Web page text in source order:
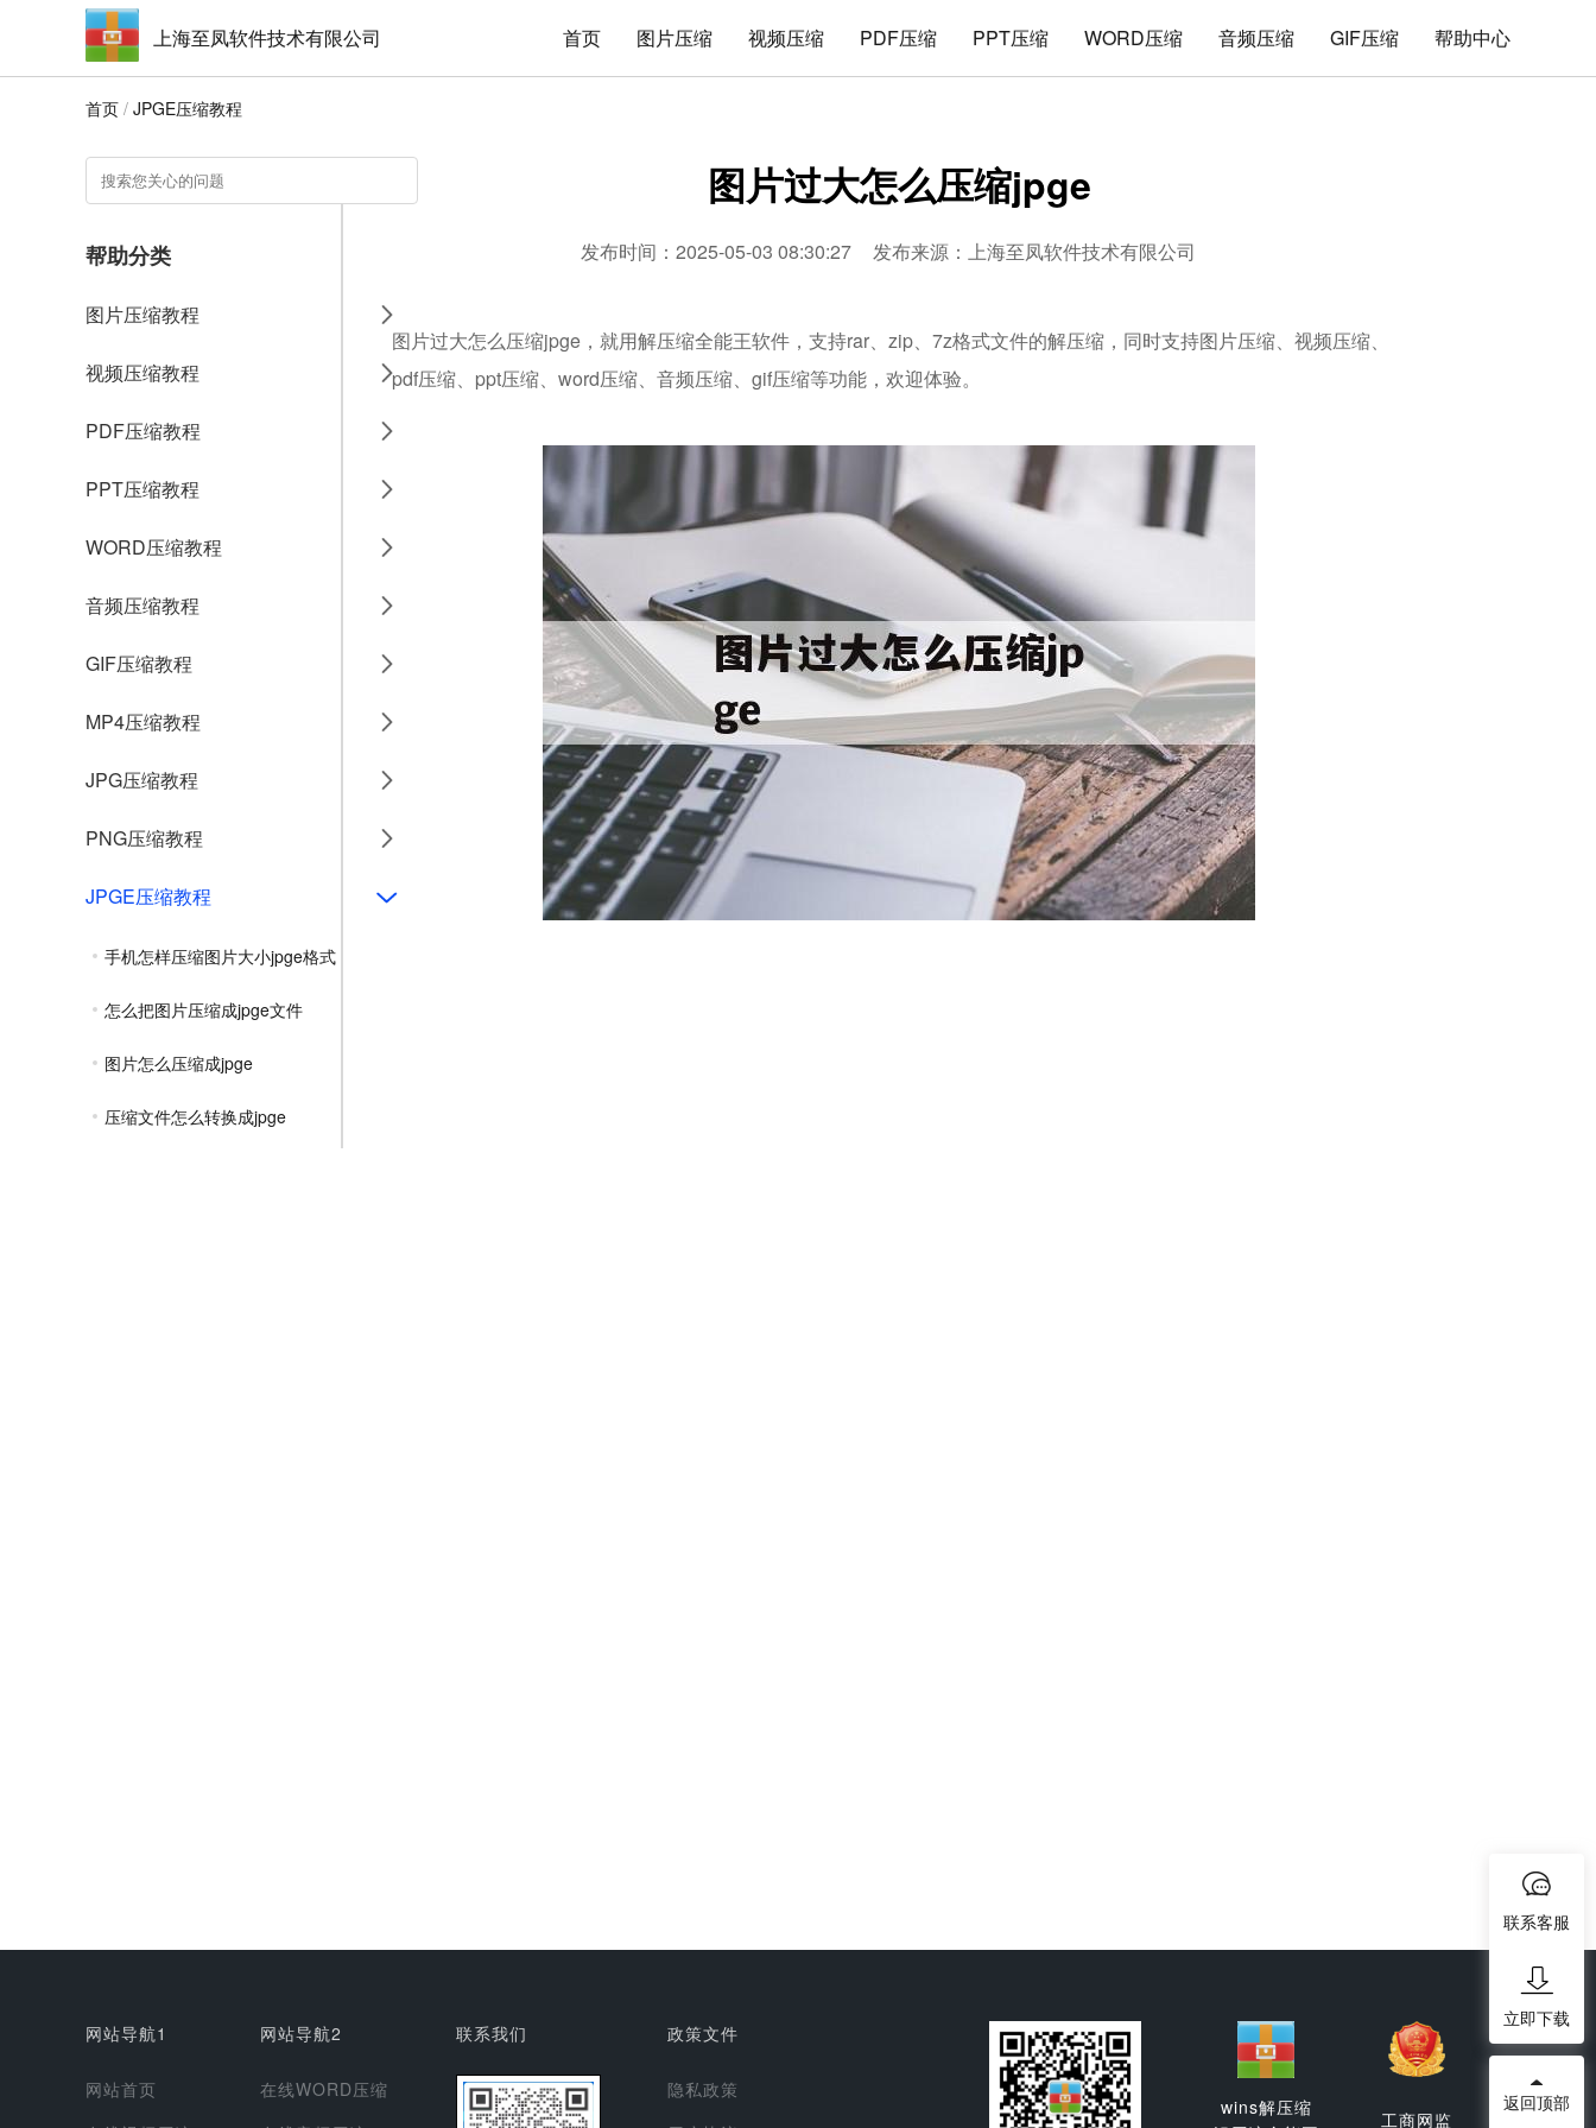
上海至凤软件技术有限公司 首页 图片压缩 视频压缩 PDF压缩 PPT压缩 WORD压缩 音频压缩 GIF压缩 帮助中心
首页 / JPGE压缩教程
帮助分类
图片压缩教程
视频压缩教程
PDF压缩教程
PPT压缩教程
WORD压缩教程
音频压缩教程
GIF压缩教程
MP4压缩教程
JPG压缩教程
PNG压缩教程
JPGE压缩教程
手机怎样压缩图片大小jpge格式
怎么把图片压缩成jpge文件
图片怎么压缩成jpge
压缩文件怎么转换成jpge
图片过大怎么压缩jpge
发布时间：2025-05-03 08:30:27 发布来源：上海至凤软件技术有限公司
图片过大怎么压缩jpge，就用解压缩全能王软件，支持rar、zip、7z格式文件的解压缩，同时支持图片压缩、视频压缩、
pdf压缩、ppt压缩、word压缩、音频压缩、gif压缩等功能，欢迎体验。
网站导航1
网站首页
网站导航2
在线WORD压缩
联系我们 政策文件
隐私政策
wins解压缩
工商网监
联系客服
立即下载
返回顶部